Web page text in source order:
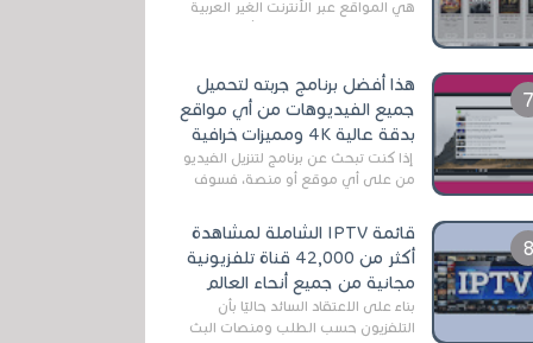
هي المواقع عبر الأنترنت الغير العربية
التي تقدم خدمة تحميل الأفلام على
هذا أفضل برنامج جربته لتحميل
جميع الفيديوهات من أي مواقع
بدقة عالية 4K ومميزات خرافية
إذا كنت تبحث عن برنامج لتنزيل الفيديو
من على أي موقع أو منصة، فسوف
الخاصة بالبرامج والتطبيقات في هذا
المج...
قائمة IPTV الشاملة لمشاهدة
أكثر من 42,000 قناة تلفزيونية
مجانية من جميع أنحاء العالم
بناءً على الاعتقاد السائد حاليًا بأن
التلفزيون حسب الطلب ومنصات البث